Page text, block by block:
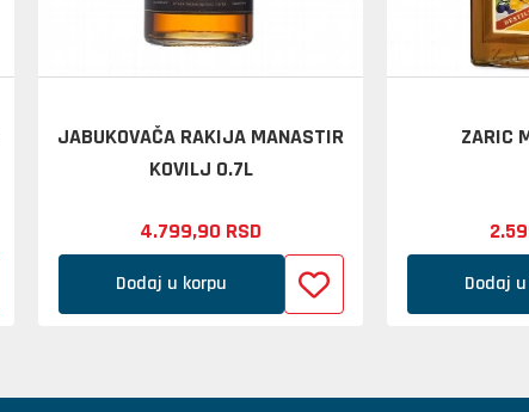
JABUKOVAČA RAKIJA MANASTIR
KOVILJ 0.7L
4.799,90 RSD
Dodaj u korpu
ZARIC
Dodaj